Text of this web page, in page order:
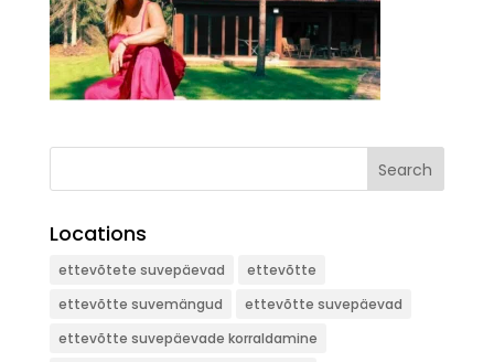
Search
Locations
ettevõtete suvepäevad
ettevõtte
ettevõtte suvemängud
ettevõtte suvepäevad
ettevõtte suvepäevade korraldamine